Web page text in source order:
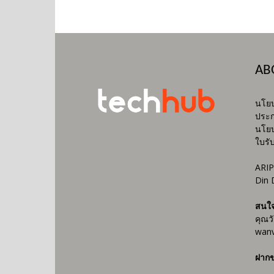
นโย
ประ
นโย
ใบรั
Din
สนใ
คุณวั
ฝาก